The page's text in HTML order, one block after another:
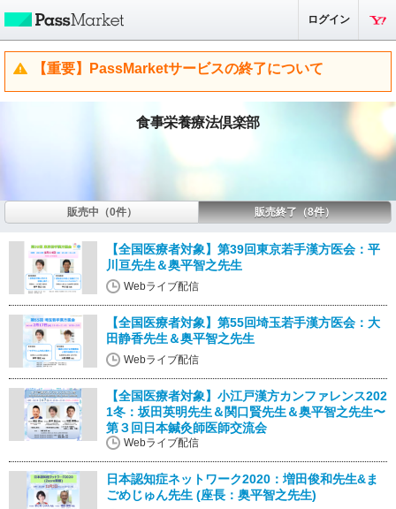
ログイン
【重要】PassMarketサービスの終了について
食事栄養療法倶楽部
販売中（0件） 販売終了（8件）
【全国医療者対象】第39回東京若手漢方医会：平
川亘先生＆奥平智之先生
Webライブ配信
【全国医療者対象】第55回埼玉若手漢方医会：大
田静香先生＆奥平智之先生
Webライブ配信
【全国医療者対象】小江戸漢方カンファレンス202
1冬：坂田英明先生＆関口賢先生＆奥平智之先生〜
第３回日本鍼灸師医師交流会
Webライブ配信
日本認知症ネットワーク2020：増田俊和先生&ま
ごめじゅん先生 (座長：奥平智之先生)